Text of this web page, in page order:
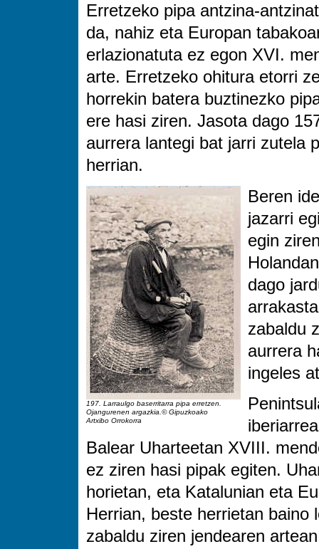
Erretzeko pipa antzina-
da, nahiz eta Europan
erlazionatuta ez egon XVI.
arte. Erretzeko ohitura etorri
horrekin batera buztinezko
ere hasi ziren. Jasota dago
aurrera lantegi bat jarri zutela
herrian.
197. Larraulgo baserritarra pipa erretzen.
Ojangurenen argazkia.© Gipuzkoako
Artxibo Orrokorra
Beren
jazarri
egin
dago
zabaldu
aurrera
ingeles
Balear Uharteetan XVIII.
ez ziren hasi pipak egiten.
horietan, eta Katalunian eta
Herrian, beste herrietan baino
zabaldu ziren jendearen